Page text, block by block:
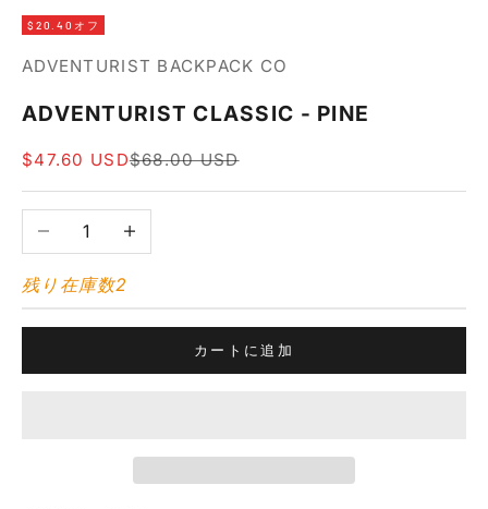
$20.40オフ
ADVENTURIST BACKPACK CO
ADVENTURIST CLASSIC - PINE
セール価格
$47.60 USD通常価格
$68.00 USD
数量を減らす数量を増やす
残り在庫数2
カートに追加